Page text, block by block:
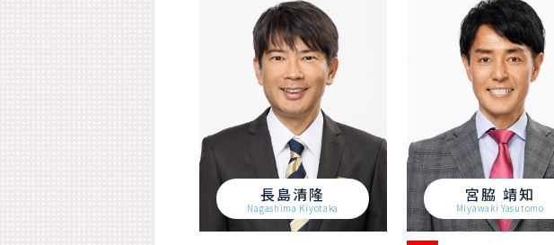
長島清隆
Nagashima Kiyotaka
宮脇 靖知
Miyawaki Yasutomo